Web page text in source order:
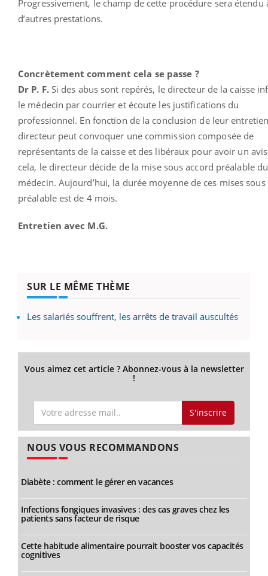
Progressivement, le champ de cette procédure sera étendu
d’autres prestations.
Concrètement comment cela se passe ?
Dr P. F.Si des abus sont repérés, le directeur de la caisse
le médecin par courrier et écoute les justifications du
professionnel. En fonction de la conclusion de leur
directeur peut convoquer une commission composée de
représentants de la caisse et des libéraux pour avoir un
cela, le directeur décide de la mise sous accord préalable du
médecin. Aujourd’hui, la durée moyenne de ces mises sous
préalable est de 4 mois.
Entretien avec M.G.
SUR LE MÊME THÈME
Les salariés souffrent, les arrêts de travail auscultés
Vous aimez cet article ? Abonnez-vous à la newsletter
!
S'inscrire
NOUS VOUS RECOMMANDONS
Diabète : comment le gérer en vacances
Infections fongiques invasives : des cas graves chez les
patients sans facteur de risque
Cette habitude alimentaire pourrait booster vos capacités
cognitives